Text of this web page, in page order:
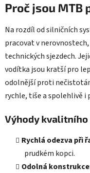
Proč jsou MTB
Na rozdíl od silničních
pracovat v
technických sjezdech.
vodítka jsou kratší pro
odolnější proti
rychle, tiše a spolehlivě i
Výhody kvalitního
Rychlá odezva při
prudkém kopci.
Odolná